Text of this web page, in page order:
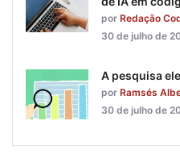
por Redação
30 de julho de
A pesquisa
por Ramsés
30 de julho de